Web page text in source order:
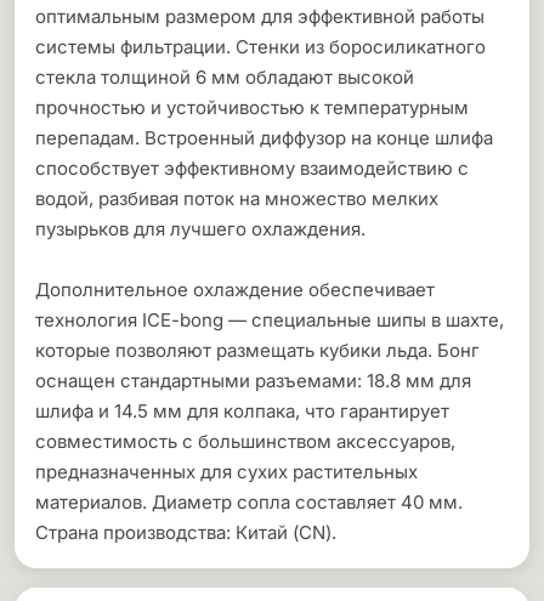
оптимальным размером для эффективной работы
системы фильтрации. Стенки из боросиликатного
стекла толщиной 6 мм обладают высокой
прочностью и устойчивостью к температурным
перепадам. Встроенный диффузор на конце шлифа
способствует эффективному взаимодействию с
водой, разбивая поток на множество мелких
пузырьков для лучшего охлаждения.
Дополнительное охлаждение обеспечивает
технология ICE-bong — специальные шипы в шахте,
которые позволяют размещать кубики льда. Бонг
оснащен стандартными разъемами: 18.8 мм для
шлифа и 14.5 мм для колпака, что гарантирует
совместимость с большинством аксессуаров,
предназначенных для сухих растительных
материалов. Диаметр сопла составляет 40 мм.
Страна производства: Китай (CN).